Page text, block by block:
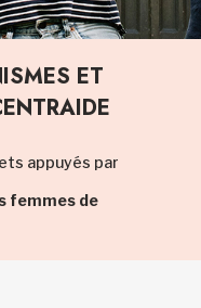
ET
appuyés par
femmes de